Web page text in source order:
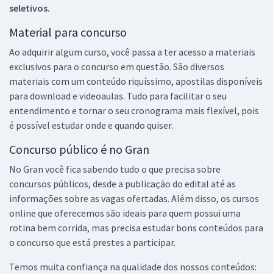
seletivos.
Material para concurso
Ao adquirir algum curso, você passa a ter acesso a materiais
exclusivos para o concurso em questão. São diversos
materiais com um conteúdo riquíssimo, apostilas disponíveis
para download e videoaulas. Tudo para facilitar o seu
entendimento e tornar o seu cronograma mais flexível, pois
é possível estudar onde e quando quiser.
Concurso público é no Gran
No Gran você fica sabendo tudo o que precisa sobre
concursos públicos, desde a publicação do edital até as
informações sobre as vagas ofertadas. Além disso, os cursos
online que oferecemos são ideais para quem possui uma
rotina bem corrida, mas precisa estudar bons conteúdos para
o concurso que está prestes a participar.
Temos muita confiança na qualidade dos nossos conteúdos: